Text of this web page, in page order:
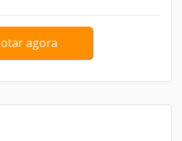
agora